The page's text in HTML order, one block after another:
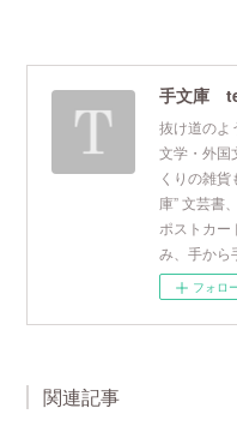
手文庫
抜け道のよ
文学・外国
くりの雑
庫” 文芸書
ポストカー
み、手から
フォロ
関連記事